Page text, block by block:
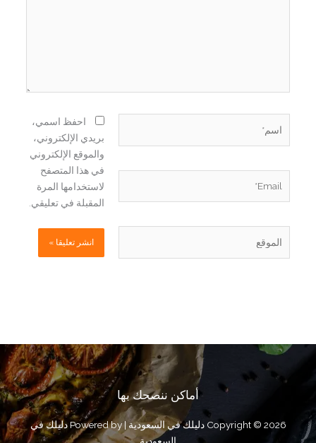
احفظ اسمي،
بريدي الإلكتروني،
والموقع الإلكتروني
في هذا المتصفح
لاستخدامها المرة
المقبلة في تعليقي.
أماكن ننصحك بها
Copyright © 2026 دليلك في السعودية | Powered by دليلك في
السعودية